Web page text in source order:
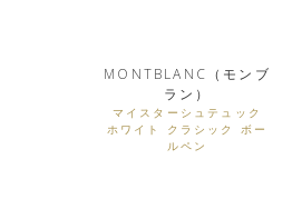
MONTBLANC（モンブ
ラン）
マイスターシュテュック
ホワイト クラシック ボー
ルペン